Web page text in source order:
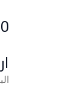
0 تعليقات: